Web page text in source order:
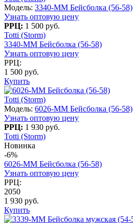
Модель: 3340-MM Бейсболка (56-58)
Узнать оптовую цену
РРЦ: 1 500 руб.
Totti (Storm)
3340-MM Бейсболка (56-58)
Узнать оптовую цену
РРЦ:
1 500 руб.
Купить
Totti (Storm)
Модель: 6026-MM Бейсболка (56-58)
Узнать оптовую цену
РРЦ: 1 930 руб.
Totti (Storm)
Новинка
-6%
6026-MM Бейсболка (56-58)
Узнать оптовую цену
РРЦ:
2050
1 930 руб.
Купить